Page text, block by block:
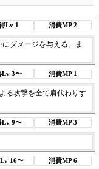
Lv 1 消費MP 2
ダメージを与える。ま
Lv 3〜 消費MP 1
る攻撃を全て肩代わりす
Lv 9〜 消費MP 3
16〜 消費MP 6